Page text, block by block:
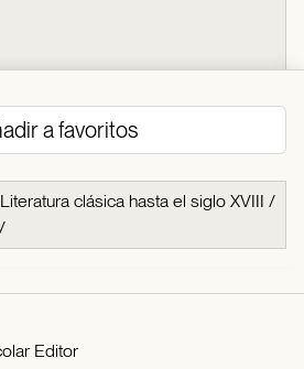
a favoritos
Literatura clásica hasta el siglo XVIII /
/
Editor